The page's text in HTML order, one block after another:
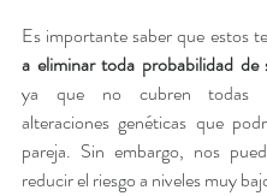
Es importante saber que estos
a eliminar toda probabilidad de
ya que no cubren todas
alteraciones genéticas que
pareja. Sin embargo, nos
reducir el riesgo a niveles muy